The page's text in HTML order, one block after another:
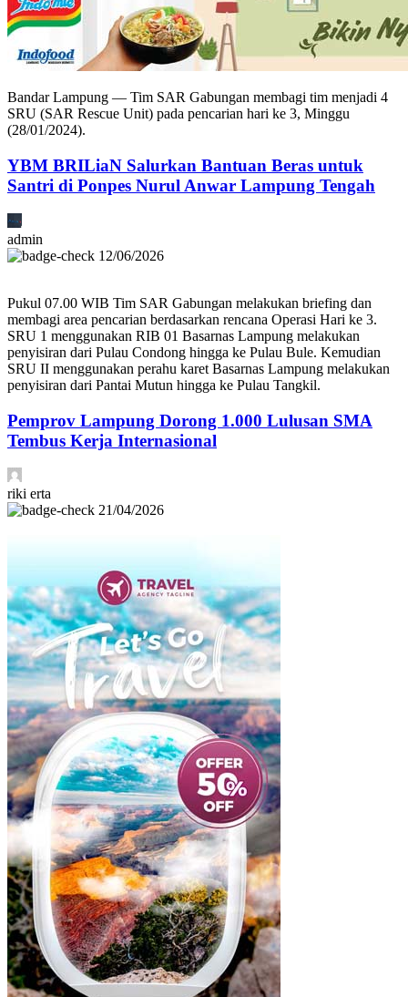
Bandar Lampung — Tim SAR Gabungan membagi tim menjadi 4
SRU (SAR Rescue Unit) pada pencarian hari ke 3, Minggu
(28/01/2024).
YBM BRILiaN Salurkan Bantuan Beras untuk
Santri di Ponpes Nurul Anwar Lampung Tengah
admin
12/06/2026
Pukul 07.00 WIB Tim SAR Gabungan melakukan briefing dan
membagi area pencarian berdasarkan rencana Operasi Hari ke 3.
SRU 1 menggunakan RIB 01 Basarnas Lampung melakukan
penyisiran dari Pulau Condong hingga ke Pulau Bule. Kemudian
SRU II menggunakan perahu karet Basarnas Lampung melakukan
penyisiran dari Pantai Mutun hingga ke Pulau Tangkil.
Pemprov Lampung Dorong 1.000 Lulusan SMA
Tembus Kerja Internasional
riki erta
21/04/2026